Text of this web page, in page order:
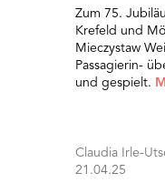
Zum 75.
Krefeld und
Mieczystaw
Passagierin-
und gespielt.
Claudia Irle-
21.04.25